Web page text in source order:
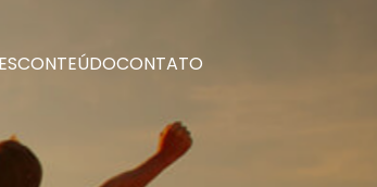
CONTEÚDOCONTATO